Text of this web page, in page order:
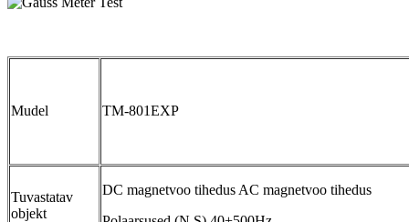
Mudel TM-801EXP
Tuvastatav
objekt
DC magnetvoo tihedus AC magnetvoo tihedus